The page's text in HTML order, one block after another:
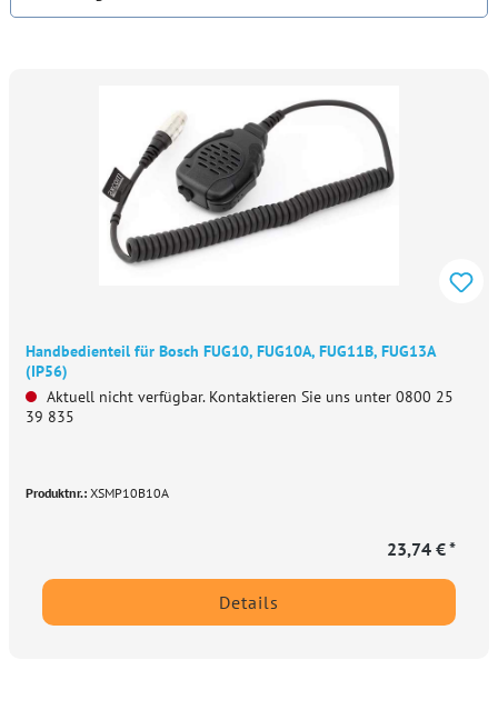
Handbedienteil für Bosch FUG10, FUG10A, FUG11B, FUG13A
(IP56)
Aktuell nicht verfügbar. Kontaktieren Sie uns unter 0800 25
39 835
Produktnr.: XSMP10B10A
23,74 € *
Details